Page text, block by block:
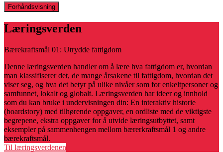
Forhåndsvisning
Læringsverden
Bærekraftsmål 01: Utrydde fattigdom
Denne læringsverden handler om å lære hva fattigdom er, hvordan
man klassifiserer det, de mange årsakene til fattigdom, hvordan det
viser seg, og hva det betyr på ulike nivåer som for enkeltpersoner og
samfunnet, lokalt og globalt. Læringsverden har ideer og innhold
som du kan bruke i undervisningen din: En interaktiv historie
(boardstory) med tilhørende oppgaver, en ordliste med de viktigste
begrepene, ekstra oppgaver for å utvide læringsutbyttet, samt
eksempler på sammenhengen mellom bærerkraftsmål 1 og andre
bærekraftsmål.
Til læringsverdenen